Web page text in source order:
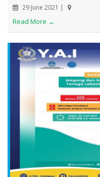
29 June 2021 |
Read More →